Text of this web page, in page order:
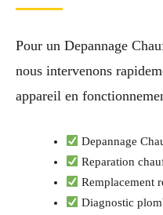
Pour un Depannage
nous intervenons
appareil en
Depannage
Reparation
Remplacement
Diagnostic